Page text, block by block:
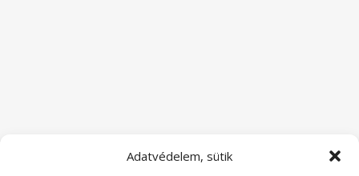
Adatvédelem, sütik